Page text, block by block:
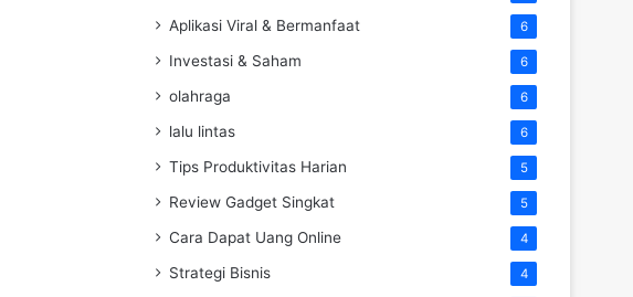
Aplikasi Viral & Bermanfaat 6
Investasi & Saham 6
olahraga 6
lalu lintas 6
Tips Produktivitas Harian 5
Review Gadget Singkat 5
Cara Dapat Uang Online 4
Strategi Bisnis 4